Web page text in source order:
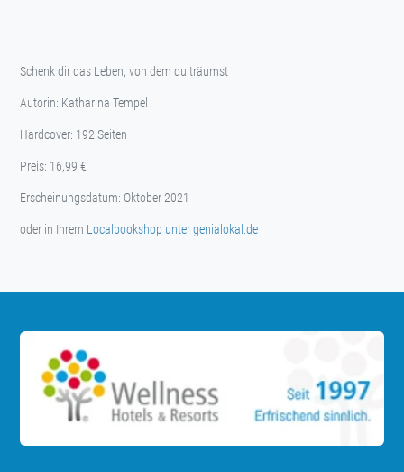
Schenk dir das Leben, von dem du träumst
Autorin: Katharina Tempel
Hardcover: 192 Seiten
Preis: 16,99 €
Erscheinungsdatum: Oktober 2021
oder in Ihrem Localbookshop unter genialokal.de